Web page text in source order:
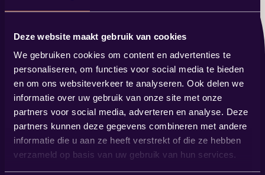
Deze website maakt gebruik van cookies
We gebruiken cookies om content en advertenties te
personaliseren, om functies voor social media te bieden
en om ons websiteverkeer te analyseren. Ook delen we
informatie over uw gebruik van onze site met onze
partners voor social media, adverteren en analyse. Deze
partners kunnen deze gegevens combineren met andere
informatie die u aan ze heeft verstrekt of die ze hebben
verzameld op basis van uw gebruik van hun services.
Contact
verkoop@bestbybest.nl
0485 57 14 88
Showroom
Steenstraat 144
5831 JK Boxmeer